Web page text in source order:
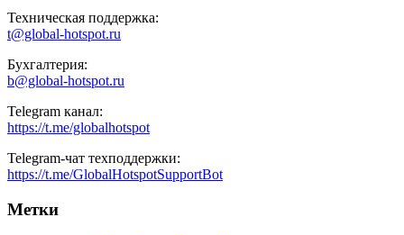
Техническая поддержка:
t@global-hotspot.ru
Бухгалтерия:
b@global-hotspot.ru
Telegram канал:
https://t.me/globalhotspot
Telegram-чат техподдержки:
https://t.me/GlobalHotspotSupportBot
Метки